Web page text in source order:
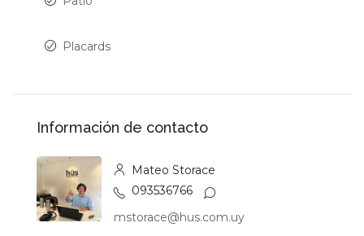
Placards
Información de contacto
Mateo Storace
093536766
mstorace@hus.com.uy